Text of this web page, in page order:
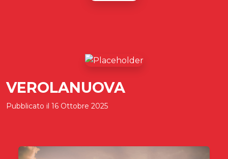
VEROLANUOVA
Pubblicato il 16 Ottobre 2025